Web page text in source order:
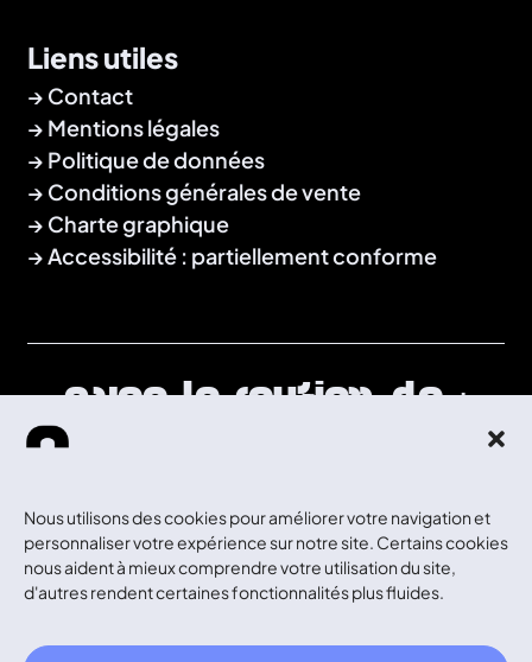
Nous utilisons des cookies pour améliorer votre navigation et
personnaliser votre expérience sur notre site. Certains cookies
nous aident à mieux comprendre votre utilisation du site,
d'autres rendent certaines fonctionnalités plus fluides.
Liens utiles
Contact
Mentions légales
Politique de données
Conditions générales de vente
Charte graphique
Accessibilité : partiellement conforme
Avec le soutien de :